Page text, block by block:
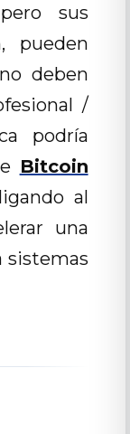
sus
pueden
deben
/
podría
Bitcoin
al
una
sistemas